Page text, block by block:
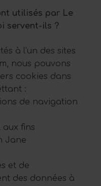
utilisés par Le
servent-ils ?
à l’un des sites
nous pouvons
cookies dans
:
de navigation
aux fins
Jane
et de
des données à